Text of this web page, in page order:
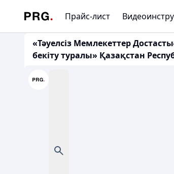
Прайс-лист
«Тәуелсіз Мемлекеттер
бекіту туралы» Қазақстан